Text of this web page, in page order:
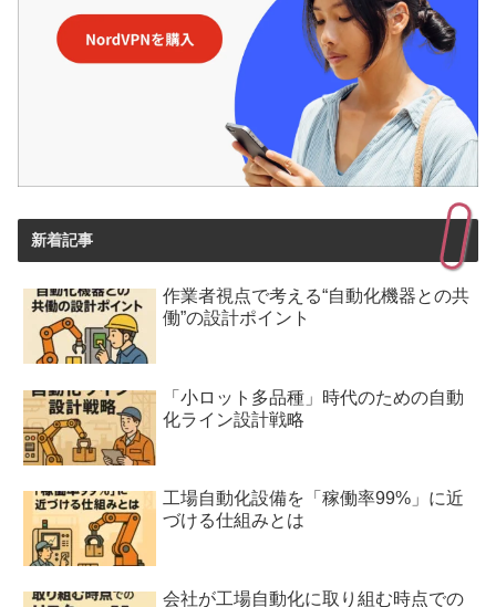
新着記事
作業者視点で考える“自動化機器との共
働”の設計ポイント
「小ロット多品種」時代のための自動
化ライン設計戦略
工場自動化設備を「稼働率99%」に近
づける仕組みとは
会社が工場自動化に取り組む時点での